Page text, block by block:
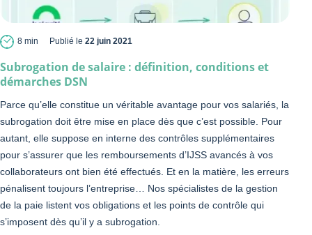
8 min Publié le 22 juin 2021
Subrogation de salaire : définition, conditions et
démarches DSN
Parce qu’elle constitue un véritable avantage pour vos salariés, la
subrogation doit être mise en place dès que c’est possible. Pour
autant, elle suppose en interne des contrôles supplémentaires
pour s’assurer que les remboursements d’IJSS avancés à vos
collaborateurs ont bien été effectués. Et en la matière, les erreurs
pénalisent toujours l’entreprise… Nos spécialistes de la gestion
de la paie listent vos obligations et les points de contrôle qui
s’imposent dès qu’il y a subrogation.